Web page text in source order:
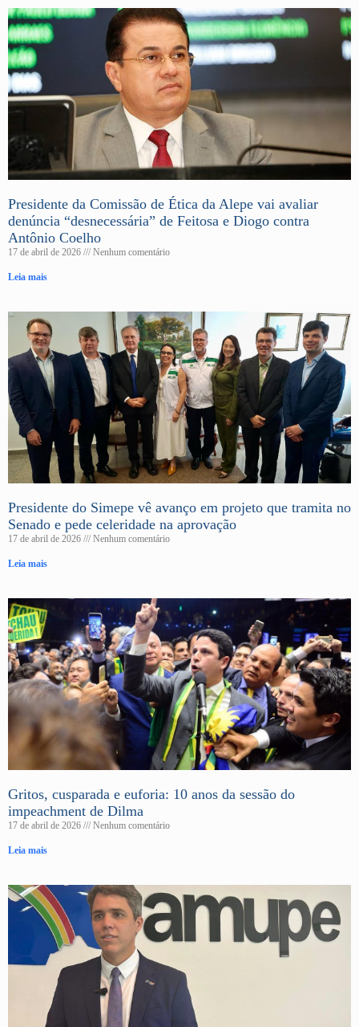
Presidente da Comissão de Ética da Alepe vai avaliar
denúncia “desnecessária” de Feitosa e Diogo contra
Antônio Coelho
17 de abril de 2026 Nenhum comentário
Leia mais
Presidente do Simepe vê avanço em projeto que tramita no
Senado e pede celeridade na aprovação
17 de abril de 2026 Nenhum comentário
Leia mais
Gritos, cusparada e euforia: 10 anos da sessão do
impeachment de Dilma
17 de abril de 2026 Nenhum comentário
Leia mais